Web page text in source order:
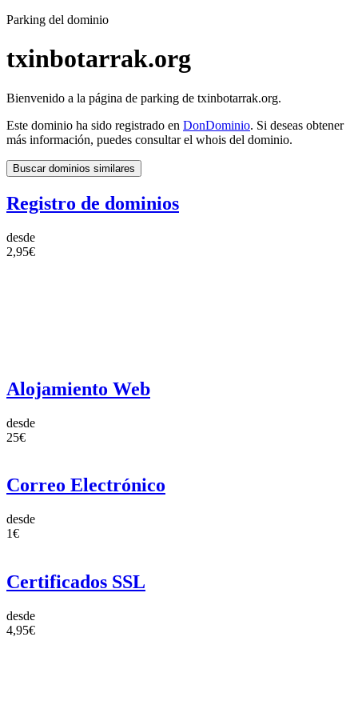
Parking del dominio
txinbotarrak.org
Bienvenido a la página de parking de txinbotarrak.org.
Este dominio ha sido registrado en DonDominio. Si deseas obtener
más información, puedes consultar el whois del dominio.
Buscar dominios similares
Registro de dominios
desde
2,95€
Alojamiento Web
desde
25€
Correo Electrónico
desde
1€
Certificados SSL
desde
4,95€